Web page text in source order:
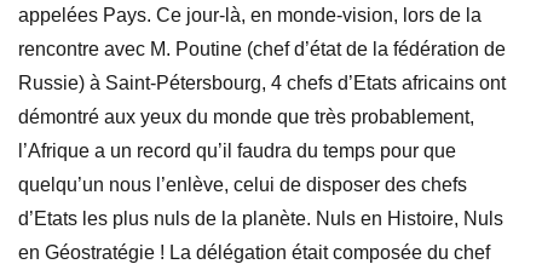
appelées Pays. Ce jour-là, en monde-vision, lors de la
rencontre avec M. Poutine (chef d’état de la fédération de
Russie) à Saint-Pétersbourg, 4 chefs d’Etats africains ont
démontré aux yeux du monde que très probablement,
l’Afrique a un record qu’il faudra du temps pour que
quelqu’un nous l’enlève, celui de disposer des chefs
d’Etats les plus nuls de la planète. Nuls en Histoire, Nuls
en Géostratégie ! La délégation était composée du chef